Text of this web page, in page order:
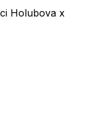
Holubova x